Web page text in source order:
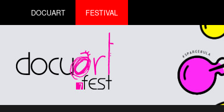
DOCUART FESTIVAL